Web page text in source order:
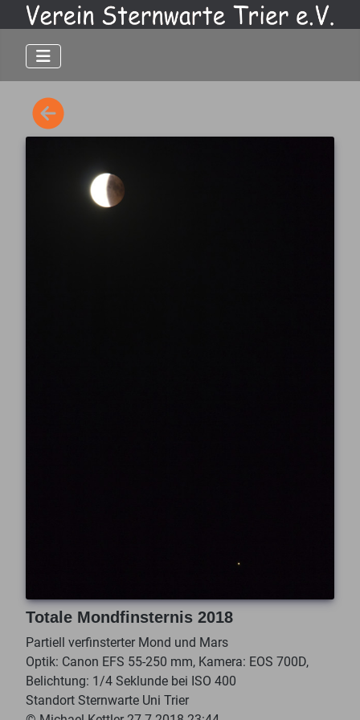
Totale Mondfinsternis 2018
Partiell verfinsterter Mond und Mars
Optik: Canon EFS 55-250 mm, Kamera: EOS 700D,
Belichtung: 1/4 Seklunde bei ISO 400
Standort Sternwarte Uni Trier